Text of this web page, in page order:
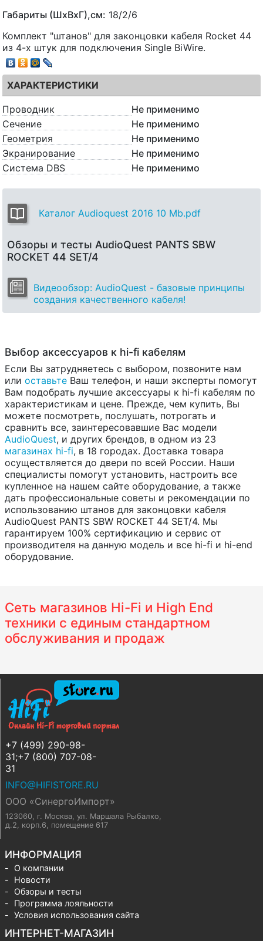
Габариты (ШхВхГ),см: 18/2/6
Комплект "штанов" для законцовки кабеля Rocket 44
из 4-х штук для подключения Single BiWire.
ХАРАКТЕРИСТИКИ
Проводник
Не применимо
Сечение
Не применимо
Геометрия
Не применимо
Экранирование
Не применимо
Система DBS
Не применимо
Каталог Audioquest 2016 10 Mb.pdf
Обзоры и тесты AudioQuest PANTS SBW
ROCKET 44 SET/4
Видеообзор: AudioQuest - базовые принципы
создания качественного кабеля!
Выбор аксессуаров к hi-fi кабелям
Если Вы затрудняетесь с выбором, позвоните нам
или оставьте Ваш телефон, и наши эксперты помогут
Вам подобрать лучшие аксессуары к hi-fi кабелям по
характеристикам и цене. Прежде, чем купить, Вы
можете посмотреть, послушать, потрогать и
сравнить все, заинтересовавшие Вас модели
AudioQuest, и других брендов, в одном из 23
магазинах hi-fi, в 18 городах. Доставка товара
осуществляется до двери по всей России. Наши
специалисты помогут установить, настроить все
купленное на нашем сайте оборудование, а также
дать профессиональные советы и рекомендации по
использованию штанов для законцовки кабеля
AudioQuest PANTS SBW ROCKET 44 SET/4. Мы
гарантируем 100% сертификацию и сервис от
производителя на данную модель и все hi-fi и hi-end
оборудование.
Сеть магазинов Hi-Fi и High End
техники с единым стандартном
обслуживания и продаж
+7 (499) 290-98-
31;+7 (800) 707-08-
31
INFO@HIFISTORE.RU
ООО «СинергоИмпорт»
123060, г. Москва, ул. Маршала Рыбалко,
д.2, корп.6, помещение 617
ИНФОРМАЦИЯ
О компании
Новости
Обзоры и тесты
Программа лояльности
Условия использования сайта
ИНТЕРНЕТ-МАГАЗИН